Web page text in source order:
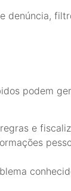
denúncia,
podem
e